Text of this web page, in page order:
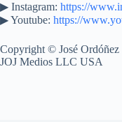
▶ Instagram: https://
▶ Youtube: https://
Copyright © José Ordóñez
JOJ Medios LLC USA